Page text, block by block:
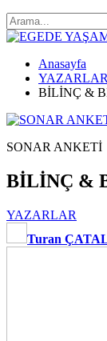
Anasayfa
YAZARLAR
BİLİNÇ &
SONAR ANKETİ
BİLİNÇ &
YAZARLAR
Turan